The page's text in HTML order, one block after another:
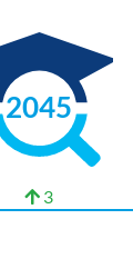
2045
3